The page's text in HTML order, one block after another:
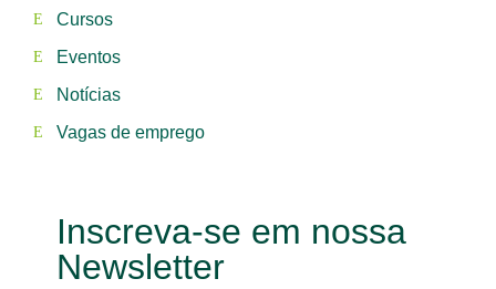
Cursos
Eventos
Notícias
Vagas de emprego
Inscreva-se em nossa
Newsletter